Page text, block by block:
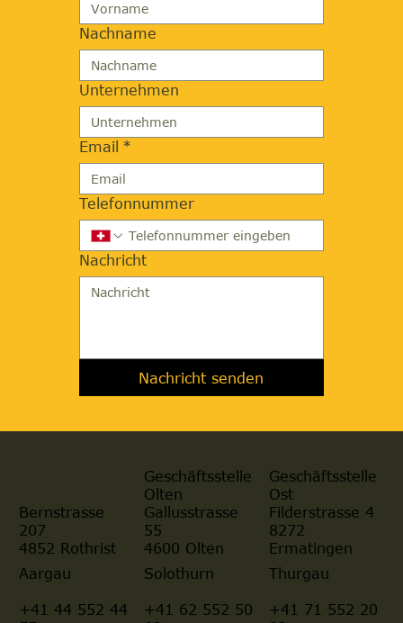
Nachname
Unternehmen
Email *
Telefonnummer
Nachricht
Nachricht senden
Bernstrasse
207
4852 Rothrist
Geschäftsstelle
Olten
Gallusstrasse
55
4600 Olten
Geschäftsstelle
Ost
Filderstrasse 4
8272
Ermatingen
Aargau
+41 44 552 44
Solothurn
+41 62 552 50
Thurgau
+41 71 552 20